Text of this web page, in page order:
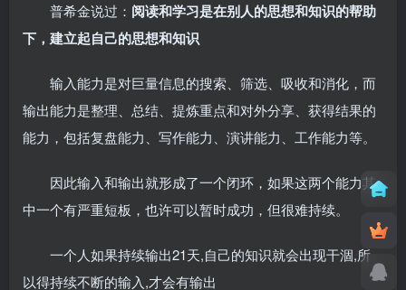
普希金说过： 阅读和学习是在别人的思想和知识的帮助
下，建立起自己的思想和知识
输入能力是对巨量信息的搜索、筛选、吸收和消化，而
输出能力是整理、总结、提炼重点和对外分享、获得结果的
能力，包括复盘能力、写作能力、演讲能力、工作能力等。
因此输入和输出就形成了一个闭环，如果这两个能力其
中一个有严重短板，也许可以暂时成功，但很难持续。
一个人如果持续输出21天,自己的知识就会出现干涸,所
以得持续不断的输入,才会有输出